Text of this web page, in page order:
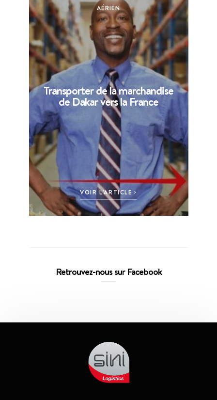
AÉRIEN
Transporter de la marchandise
de Dakar vers la France
VOIR L'ARTICLE
Retrouvez-nous sur Facebook